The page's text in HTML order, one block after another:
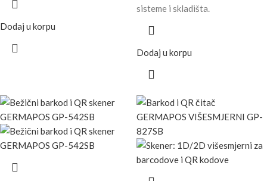
Dodaj u korpu
sisteme i skladišta.
Dodaj u korpu